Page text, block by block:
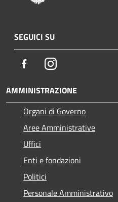
SEGUICI SU
FacebookInstagram
AMMINISTRAZIONE
Organi di Governo
Aree Amministrative
Uffici
Enti e fondazioni
Politici
Personale Amministrativo